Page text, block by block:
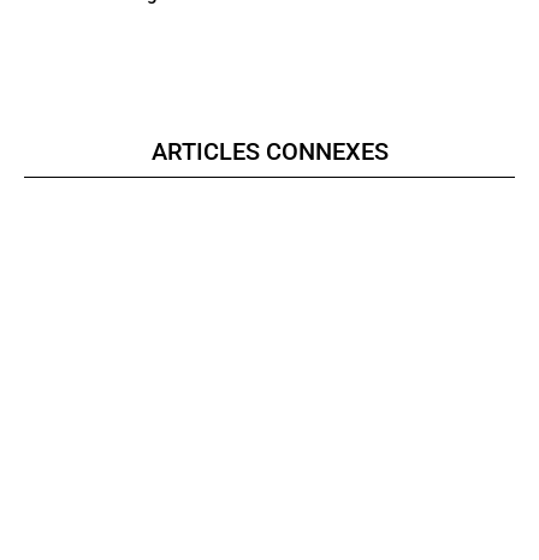
ARTICLES CONNEXES